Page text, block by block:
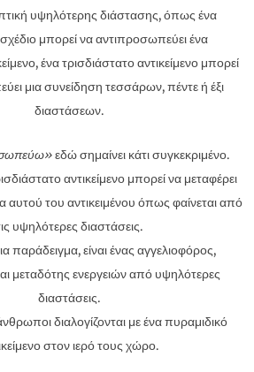
υψηλότερης διάστασης, όπως ένα
μπορεί να αντιπροσωπεύει ένα
ένα τρισδιάστατο αντικείμενο μπορεί
μια συνείδηση ​​τεσσάρων, πέντε ή έξι
διαστάσεων.
εδώ σημαίνει κάτι συγκεκριμένο.
αντικείμενο μπορεί να μεταφέρει
αυτού του αντικειμένου όπως φαίνεται από
υψηλότερες διαστάσεις.
παράδειγμα, είναι ένας αγγελιοφόρος,
μεταδότης ενεργειών από υψηλότερες
διαστάσεις.
διαλογίζονται με ένα πυραμιδικό
στον ιερό τους χώρο.